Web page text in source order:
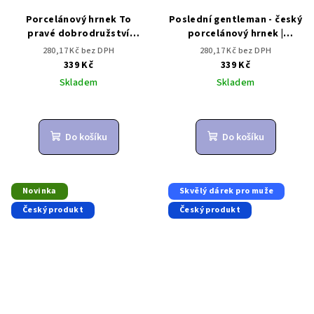
Porcelánový hrnek To
pravé dobrodružství
začíná právě teď. Vítej na
světě! | Dárkovec
280,17 Kč bez DPH
339 Kč
Skladem
Do košíku
Poslední gentleman - český
porcelánový hrnek |
Dárkovec
280,17 Kč bez DPH
339 Kč
Skladem
Do košíku
Novinka
Český produkt
Skvělý dárek pro muže
Český produkt